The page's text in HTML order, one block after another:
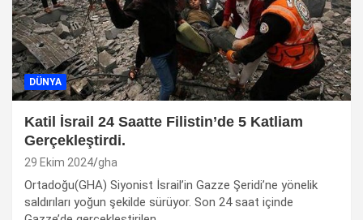
DÜNYA
Katil İsrail 24 Saatte Filistin’de 5 Katliam
Gerçekleştirdi.
29 Ekim 2024 gha
Ortadoğu(GHA) Siyonist İsrail’in Gazze Şeridi’ne yönelik
saldırıları yoğun şekilde sürüyor. Son 24 saat içinde